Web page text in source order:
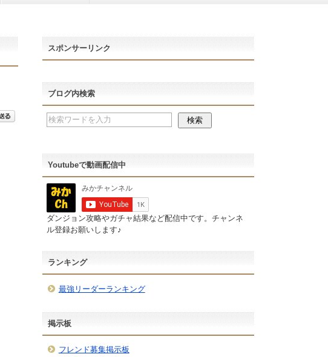
スポンサーリンク
ブログ内検索
Youtubeで動画配信中
ダンジョン攻略やガチャ結果など配信中です。チャンネ
ル登録お願いします♪
ランキング
最強リーダーランキング
掲示板
フレンド募集掲示板